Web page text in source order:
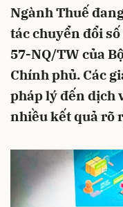
Ngành Thuế
tác chuyển đổi
57-NQ/TW của
Chính phủ. Các
pháp lý đến dịch
nhiều kết quả rõ